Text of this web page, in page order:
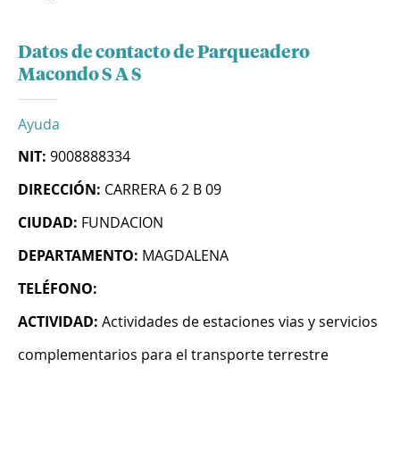
Datos de contacto de Parqueadero
Macondo S A S
Ayuda
NIT: 9008888334
DIRECCIÓN: CARRERA 6 2 B 09
CIUDAD: FUNDACION
DEPARTAMENTO: MAGDALENA
TELÉFONO:
ACTIVIDAD: Actividades de estaciones vias y servicios
complementarios para el transporte terrestre